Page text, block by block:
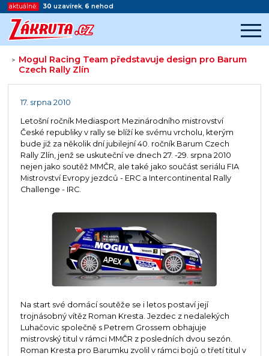
aktuálně: 30 uzavírek, 6 nehod
> Mogul Racing Team představuje design pro Barum
Czech Rally Zlín
Začátek reklamy
17. srpna 2010
Letošní ročník Mediasport Mezinárodního mistrovství
České republiky v rally se blíží ke svému vrcholu, kterým
bude již za několik dní jubilejní 40. ročník Barum Czech
Rally Zlín, jenž se uskuteční ve dnech 27. -29. srpna 2010
nejen jako soutěž MMČR, ale také jako součást seriálu FIA
Mistrovství Evropy jezdců - ERC a Intercontinental Rally
Challenge - IRC.
Na start své domácí soutěže se i letos postaví její
trojnásobný vítěz Roman Kresta. Jezdec z nedalekých
Luhačovic společně s Petrem Grossem obhajuje
mistrovský titul v rámci MMČR z posledních dvou sezón.
Roman Kresta pro Barumku zvolil v rámci bojů o třetí titul v